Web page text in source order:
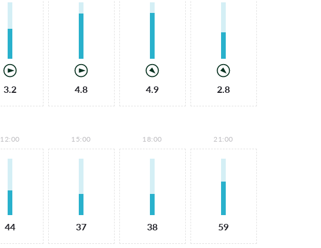
3.2 4.8 4.9 2.8
12:00
44
15:00
37
18:00
38
21:00
59